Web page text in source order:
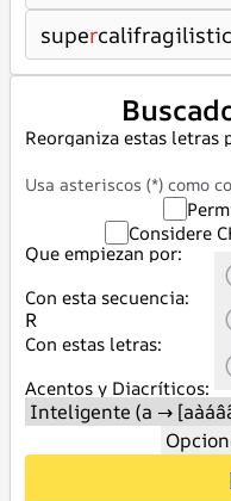
super
Reorganiza estas letras
Usa asteriscos (*) como
Considere
Que empiezan por:
Con esta secuencia:
Con estas letras:
Acentos y Diacríticos: